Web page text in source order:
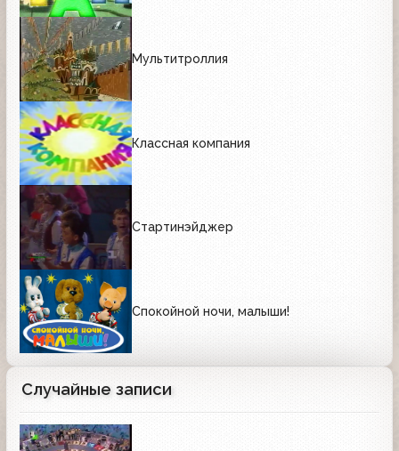
Мультитроллия
Классная компания
Стартинэйджер
Спокойной ночи, малыши!
Случайные записи